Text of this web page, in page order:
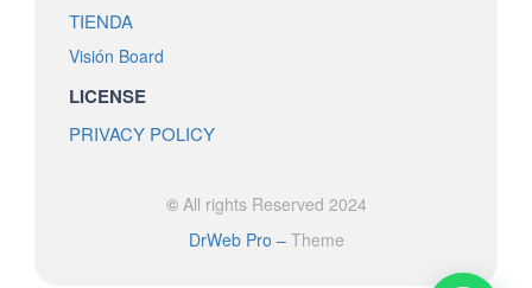
TIENDA
Visión Board
LICENSE
PRIVACY POLICY
©All rights Reserved 2024
DrWeb Pro –Theme